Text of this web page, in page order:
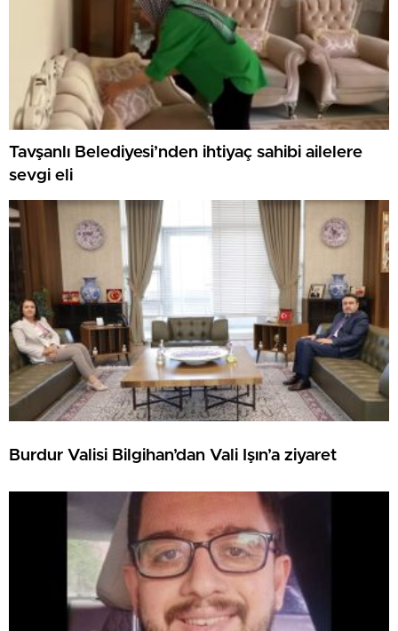
Tavşanlı Belediyesi’nden ihtiyaç sahibi ailelere
sevgi eli
Burdur Valisi Bilgihan’dan Vali Işın’a ziyaret